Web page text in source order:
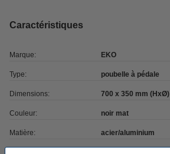
Caractéristiques
Marque: EKO
Type: poubelle à pédale
Dimensions: 700 x 350 mm (HxØ)
Couleur: noir mat
Matière: acier/aluminium